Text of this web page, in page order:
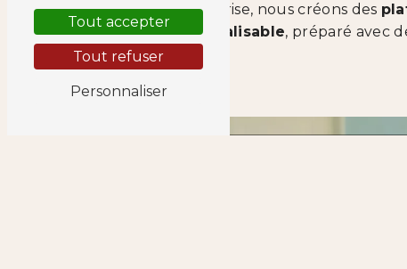
d’entreprise, nous créons des
personnalisable, préparé avec
Tout accepter
Tout refuser
Personnaliser